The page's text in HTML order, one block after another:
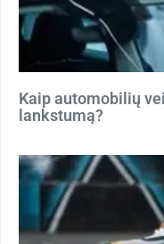
Kaip automobilių
lankstumą?